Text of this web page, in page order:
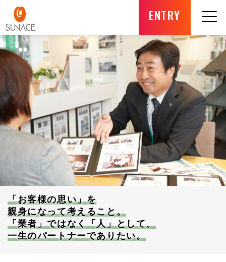
ENTRY
「お客様の思い」を
親身になって考えること。
「業者」ではなく「人」として、
一生のパートナーでありたい。